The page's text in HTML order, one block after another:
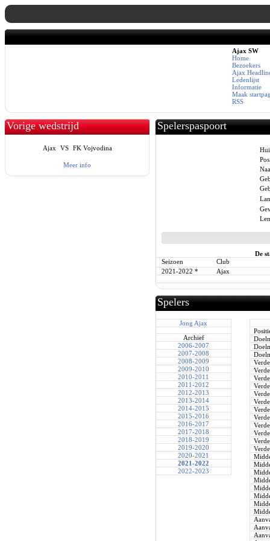
Ajax SW
Home
Bezoekers
Ajax
Ledenlijst
Informatie
Maak
RSS
Vorige wedstrijd
Ajax VS FK Vojvodina
Meer info
Spelerspaspoort
De
Seizoen
Club
2021-2022 * Ajax
Spelers
Jong Ajax
Archief
2006-2007
2007-2008
2008-2009
2009-2010
2010-2011
2011-2012
2012-2013
2013-2014
2014-2015
2015-2016
2016-2017
2017-2018
2018-2019
2019-2020
2020-2021
2021-2022
2022-2023